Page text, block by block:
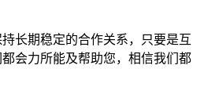
长期稳定的合作关系，只要是互
会力所能及帮助您，相信我们都